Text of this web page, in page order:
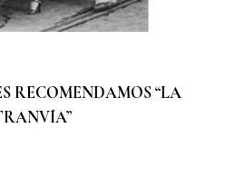
RECOMENDAMOS “LA